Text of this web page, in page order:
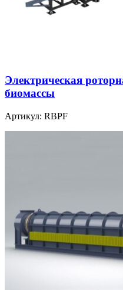
Электрическая
биомассы
Артикул: RBPF